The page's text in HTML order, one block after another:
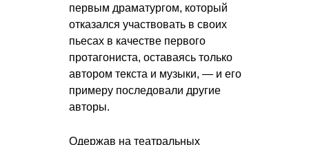
первым драматургом, который
отказался участвовать в своих
пьесах в качестве первого
протагониста, оставаясь только
автором текста и музыки, — и его
примеру последовали другие
авторы.
Одержав на театральных